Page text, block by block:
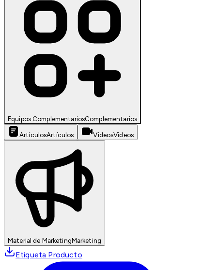
Equipos ComplementariosComplementarios
ArtículosArtículos VideosVideos
Material de MarketingMarketing
Etiqueta Producto